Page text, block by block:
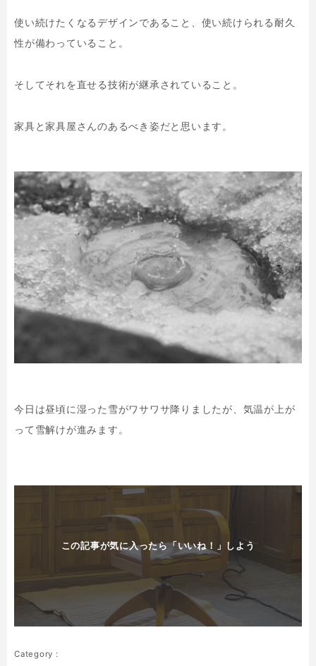
使い続けたくなるデザインであること、使い続けられる耐久
性が備わっていること。
そしてそれを直せる技術が継承されていること。
家具と家具屋さんのあるべき姿だと思います。
今日は昼頃に湿った雪がワサワサ降りましたが、気温が上が
って雪解けが進みます。
この記事が気に入ったら「いいね！」しよう